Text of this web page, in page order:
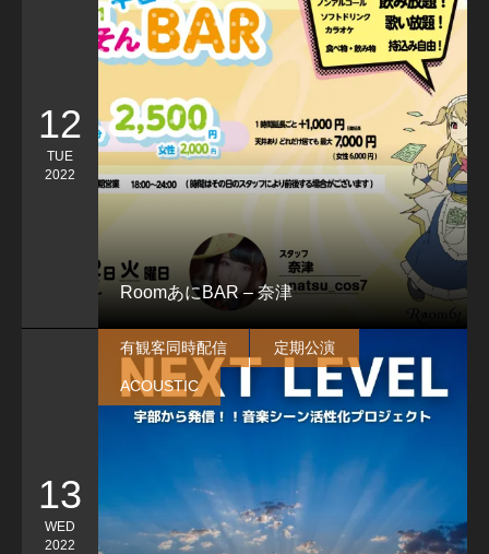
12
TUE
2022
RoomあにBAR – 奈津
13
WED
2022
有観客同時配信 定期公演
ACOUSTIC